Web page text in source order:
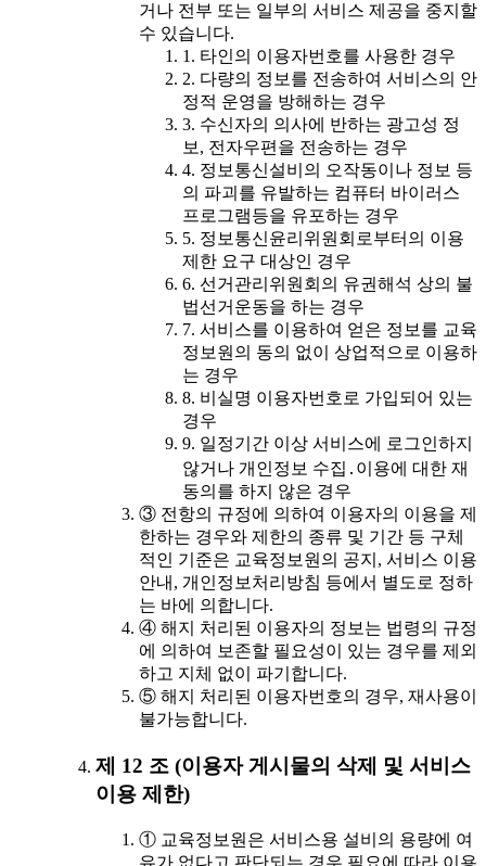
거나 전부 또는 일부의 서비스 제공을 중지할
수 있습니다.
1. 타인의 이용자번호를 사용한 경우
2. 다량의 정보를 전송하여 서비스의 안
정적 운영을 방해하는 경우
3. 수신자의 의사에 반하는 광고성 정
보, 전자우편을 전송하는 경우
4. 정보통신설비의 오작동이나 정보 등
의 파괴를 유발하는 컴퓨터 바이러스
프로그램등을 유포하는 경우
5. 정보통신윤리위원회로부터의 이용
제한 요구 대상인 경우
6. 선거관리위원회의 유권해석 상의 불
법선거운동을 하는 경우
7. 서비스를 이용하여 얻은 정보를 교육
정보원의 동의 없이 상업적으로 이용하
는 경우
8. 비실명 이용자번호로 가입되어 있는
경우
9. 일정기간 이상 서비스에 로그인하지
않거나 개인정보 수집․이용에 대한 재
동의를 하지 않은 경우
③ 전항의 규정에 의하여 이용자의 이용을 제
한하는 경우와 제한의 종류 및 기간 등 구체
적인 기준은 교육정보원의 공지, 서비스 이용
안내, 개인정보처리방침 등에서 별도로 정하
는 바에 의합니다.
④ 해지 처리된 이용자의 정보는 법령의 규정
에 의하여 보존할 필요성이 있는 경우를 제외
하고 지체 없이 파기합니다.
⑤ 해지 처리된 이용자번호의 경우, 재사용이
불가능합니다.
제 12 조 (이용자 게시물의 삭제 및 서비스
이용 제한)
① 교육정보원은 서비스용 설비의 용량에 여
유가 없다고 판단되는 경우 필요에 따라 이용